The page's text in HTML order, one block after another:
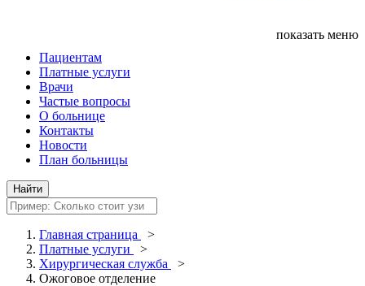
показать меню
Пациентам
Платные услуги
Врачи
Частые вопросы
О больнице
Контакты
Новости
План больницы
Главная страница
>
Платные услуги
>
Хирургическая служба
>
Ожоговое отделение